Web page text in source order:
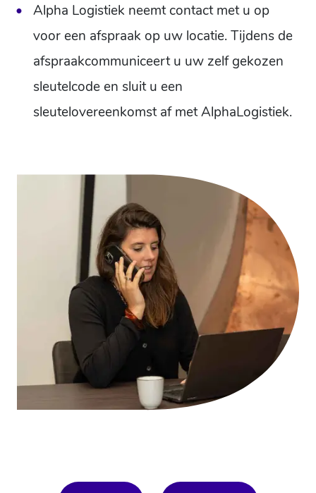
Alpha Logistiek neemt contact met u op
voor een afspraak op uw locatie. Tijdens de
afspraakcommuniceert u uw zelf gekozen
sleutelcode en sluit u een
sleutelovereenkomst af met AlphaLogistiek.